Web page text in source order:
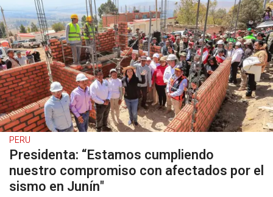
PERU
Presidenta: “Estamos cumpliendo
nuestro compromiso con afectados por el
sismo en Junín"